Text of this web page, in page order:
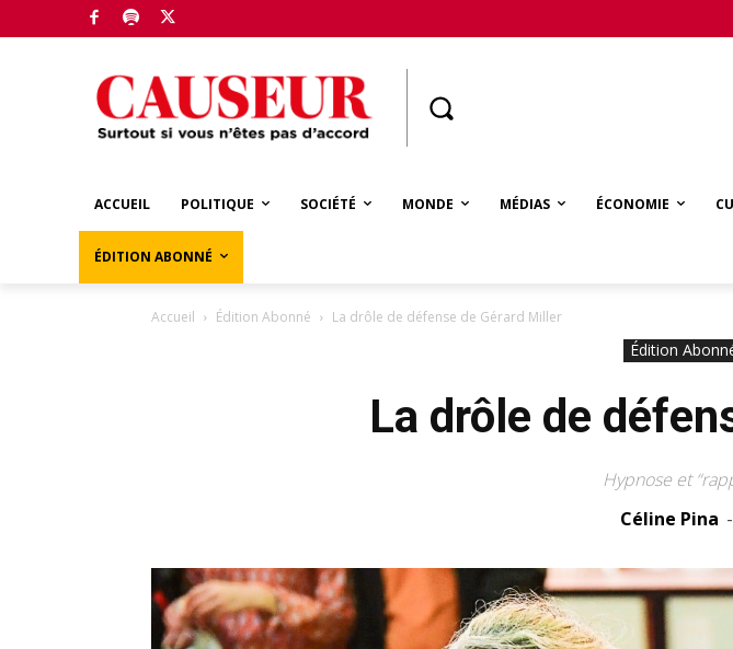
ACCUEIL POLITIQUE SOCIÉTÉ MONDE MÉDIAS ÉCONOMIE
ÉDITION ABONNÉ
Accueil Édition Abonné La drôle de défense de Gérard Miller
Édition
La drôle de
Hypnose et
Céline Pina -